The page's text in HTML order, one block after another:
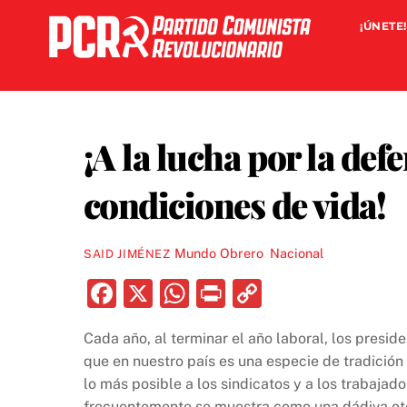
content
¡ÚNETE!
¡A la lucha por la
condiciones de vida!
SAID JIMÉNEZ Mundo Obrero, Nacional
F
c
e
X
W
at
s
P
nt p
y
Cada año, al terminar el año laboral, los
que en nuestro país es una especie de
lo más posible a los sindicatos y a los